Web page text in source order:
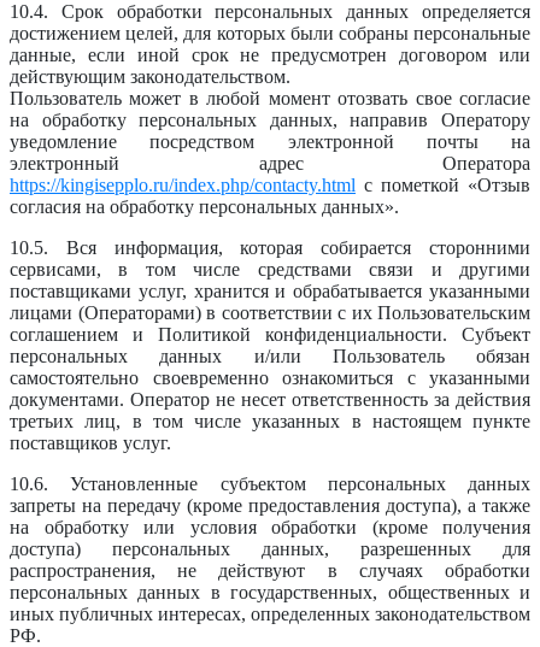
10.4. Срок обработки персональных данных определяется
достижением целей, для которых были собраны персональные
данные, если иной срок не предусмотрен договором или
действующим законодательством.
Пользователь может в любой момент отозвать свое согласие
на обработку персональных данных, направив Оператору
уведомление посредством электронной почты на
электронный адрес Оператора
https://kingisepplo.ru/index.php/contacty.html с пометкой «Отзыв
согласия на обработку персональных данных».
10.5. Вся информация, которая собирается сторонними
сервисами, в том числе средствами связи и другими
поставщиками услуг, хранится и обрабатывается указанными
лицами (Операторами) в соответствии с их Пользовательским
соглашением и Политикой конфиденциальности. Субъект
персональных данных и/или Пользователь обязан
самостоятельно своевременно ознакомиться с указанными
документами. Оператор не несет ответственность за действия
третьих лиц, в том числе указанных в настоящем пункте
поставщиков услуг.
10.6. Установленные субъектом персональных данных
запреты на передачу (кроме предоставления доступа), а также
на обработку или условия обработки (кроме получения
доступа) персональных данных, разрешенных для
распространения, не действуют в случаях обработки
персональных данных в государственных, общественных и
иных публичных интересах, определенных законодательством
РФ.